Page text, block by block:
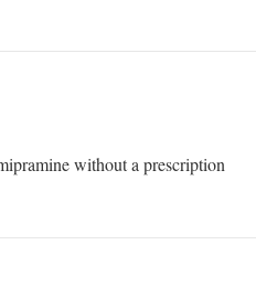
without a prescription